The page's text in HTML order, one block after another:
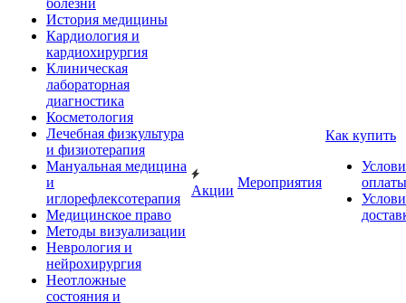
болезни
История медицины
Кардиология и
кардиохирургия
Клиническая
лабораторная
диагностика
Косметология
Лечебная физкультура
и физиотерапия
Мануальная медицина
и
иглорефлексотерапия
Медицинское право
Методы визуализации
Неврология и
нейрохирургия
Неотложные
состояния и
Акции
Мероприятия
Как купить
оплаты